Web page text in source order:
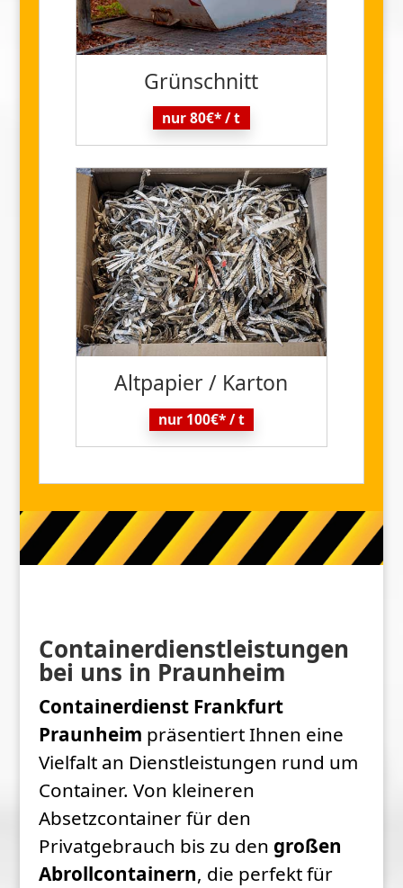
Grünschnitt
nur 80€* / t
Altpapier / Karton
nur 100€* / t
Containerdienstleistungen
bei uns in Praunheim
Containerdienst Frankfurt
Praunheim präsentiert Ihnen eine
Vielfalt an Dienstleistungen rund um
Container. Von kleineren
Absetzcontainer für den
Privatgebrauch bis zu den großen
Abrollcontainern, die perfekt für